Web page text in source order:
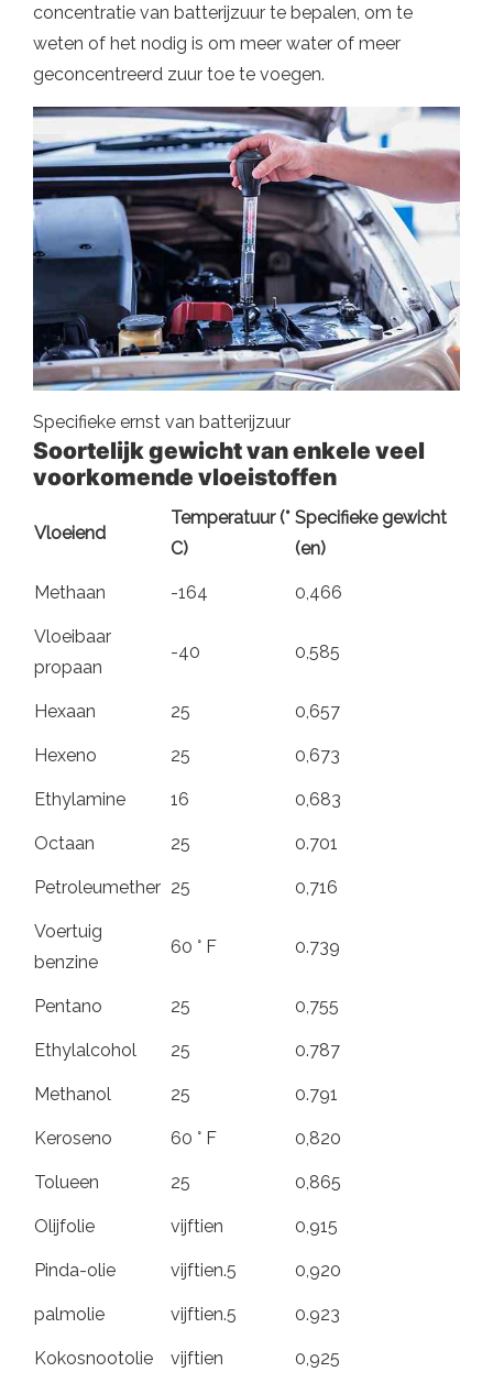
concentratie van batterijzuur te bepalen, om te
weten of het nodig is om meer water of meer
geconcentreerd zuur toe te voegen.
Specifieke ernst van batterijzuur
Soortelijk gewicht van enkele veel
voorkomende vloeistoffen
Vloeiend
Temperatuur (°
C)
Specifieke gewicht
(en)
Methaan -164 0,466
Vloeibaar
propaan
-40 0,585
Hexaan 25 0,657
Hexeno 25 0,673
Ethylamine 16 0,683
Octaan 25 0.701
Petroleumether 25 0,716
Voertuig
benzine
60 ° F 0.739
Pentano 25 0,755
Ethylalcohol 25 0.787
Methanol 25 0.791
Keroseno 60 ° F 0,820
Tolueen 25 0,865
Olijfolie vijftien 0,915
Pinda-olie vijftien.5 0,920
palmolie vijftien.5 0.923
Kokosnootolie vijftien 0,925